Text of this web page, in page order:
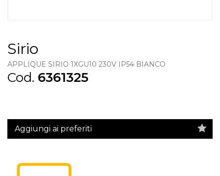
Sirio
APPLIQUE SIRIO 1XGU10 230V IP54 BIANCO
Cod. 6361325
Aggiungi ai preferiti